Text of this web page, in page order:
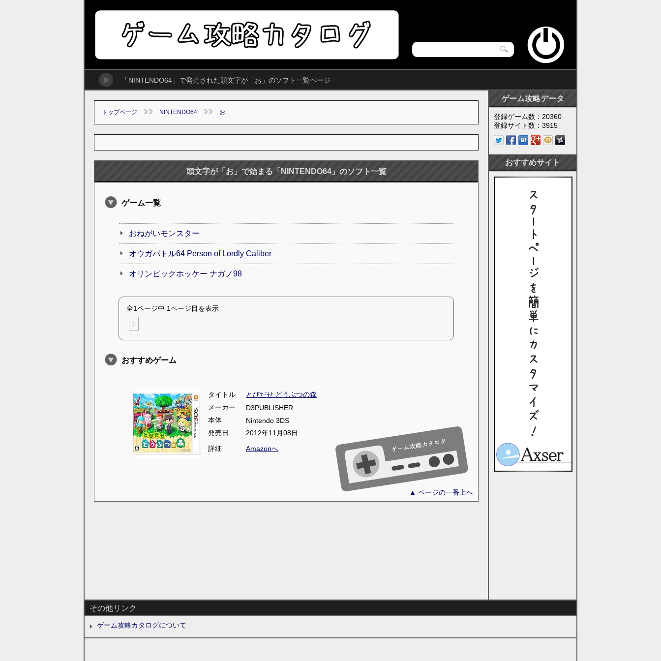
「NINTENDO64」で発売された頭文字が「お」のソフト一覧ページ
トップページ NINTENDO64 お
頭文字が「お」で始まる「NINTENDO64」のソフト一覧
ゲーム一覧
おねがいモンスター
オウガバトル64 Person of Lordly Caliber
オリンピックホッケー ナガノ98
全1ページ中 1ページ目を表示
1
おすすめゲーム
タイトル
とびだせ どうぶつの森
メーカー
D3PUBLISHER
本体
Nintendo 3DS
発売日
2012年11月08日
詳細
Amazonへ
▲ ページの一番上へ
ゲーム攻略データ
登録ゲーム数：20360
登録サイト数：3915
おすすめサイト
その他リンク
ゲーム攻略カタログについて